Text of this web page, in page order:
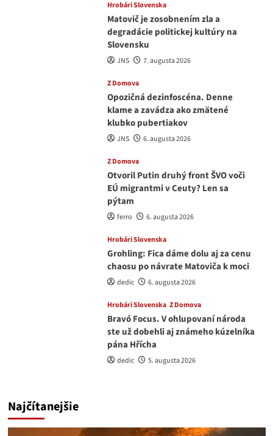
Hrobári Slovenska
Matovič je zosobnením zla a
degradácie politickej kultúry na
Slovensku
JNS 7. augusta 2026
Z Domova
Opozičná dezinfoscéna. Denne
klame a zavádza ako zmätené
klubko pubertiakov
JNS 6. augusta 2026
Z Domova
Otvoril Putin druhý front ŠVO voči
EÚ migrantmi v Ceuty? Len sa
pýtam
ferro 6. augusta 2026
Hrobári Slovenska
Grohling: Fica dáme dolu aj za cenu
chaosu po návrate Matoviča k moci
dedic 6. augusta 2026
Hrobári Slovenska Z Domova
Bravó Focus. V ohlupovaní národa
ste už dobehli aj známeho kúzelníka
pána Hřícha
dedic 5. augusta 2026
Najčítanejšie